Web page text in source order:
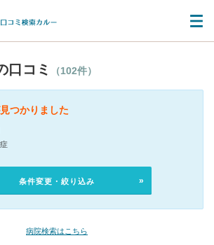
口コミ （102件）
つかりました
条件変更・絞り込み
病院検索はこちら